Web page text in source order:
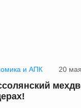
и АПК 20